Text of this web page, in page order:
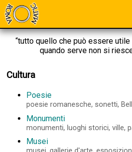
“tutto quello che può essere utile
quando serve non si
Cultura
Poesie
poesie romanesche, sonetti,
Monumenti
monumenti, luoghi storici, ville,
Musei